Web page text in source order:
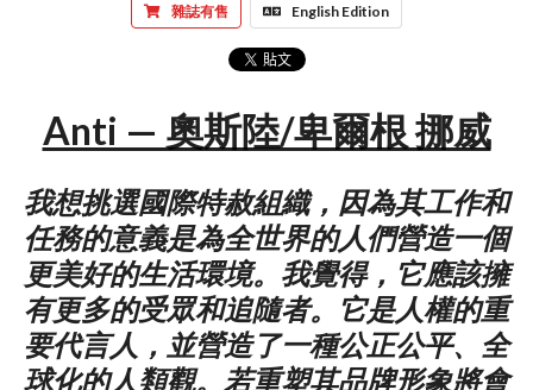
雜誌有售 English Edition
Anti — 奧斯陸/卑爾根 挪威
我想挑選國際特赦組織，因為其工作和
任務的意義是為全世界的人們營造一個
更美好的生活環境。我覺得，它應該擁
有更多的受眾和追隨者。它是人權的重
要代言人，並營造了一種公正公平、全
球化的人類觀。若重塑其品牌形象將會